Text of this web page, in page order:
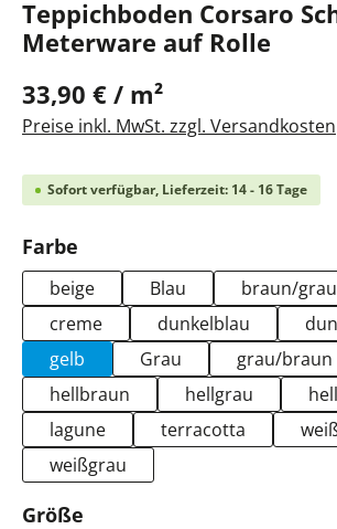
Teppichboden Corsaro
Meterware auf Rolle
33,90 € / m²
Preise inkl. MwSt. zzgl. Versandkosten
Sofort verfügbar, Lieferzeit: 14 - 16 Tage
Farbe
beige Blau
braun/grau
creme
dunkelblau
gelb
Grau
grau/braun
hellbraun
hellgrau
lagune
terracotta
weißgrau
Größe